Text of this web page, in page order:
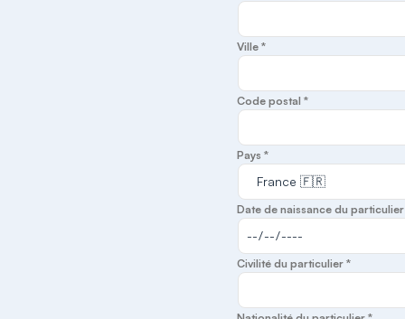
Ville *
Code postal *
Pays *
Date de naissance du particulier
Civilité du particulier *